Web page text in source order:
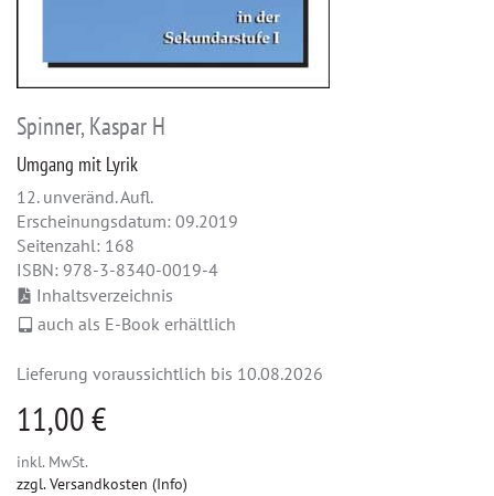
Spinner, Kaspar H
Umgang mit Lyrik
12. unveränd. Aufl.
Erscheinungsdatum: 09.2019
Seitenzahl: 168
ISBN: 978-3-8340-0019-4
Inhaltsverzeichnis
auch als E-Book erhältlich
Lieferung voraussichtlich bis 10.08.2026
11,00 €
inkl. MwSt.
zzgl. Versandkosten (Info)